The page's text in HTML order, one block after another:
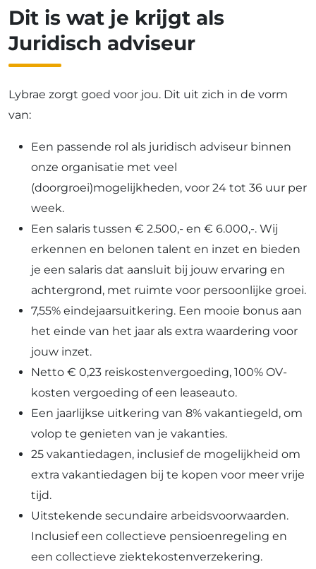
Dit is wat je krijgt als
Juridisch adviseur
Lybrae zorgt goed voor jou. Dit uit zich in de vorm
van:
Een passende rol als juridisch adviseur binnen
onze organisatie met veel
(doorgroei)mogelijkheden, voor 24 tot 36 uur per
week.
Een salaris tussen € 2.500,- en € 6.000,-. Wij
erkennen en belonen talent en inzet en bieden
je een salaris dat aansluit bij jouw ervaring en
achtergrond, met ruimte voor persoonlijke groei.
7,55% eindejaarsuitkering. Een mooie bonus aan
het einde van het jaar als extra waardering voor
jouw inzet.
Netto € 0,23 reiskostenvergoeding, 100% OV-
kosten vergoeding of een leaseauto.
Een jaarlijkse uitkering van 8% vakantiegeld, om
volop te genieten van je vakanties.
25 vakantiedagen, inclusief de mogelijkheid om
extra vakantiedagen bij te kopen voor meer vrije
tijd.
Uitstekende secundaire arbeidsvoorwaarden.
Inclusief een collectieve pensioenregeling en
een collectieve ziektekostenverzekering.